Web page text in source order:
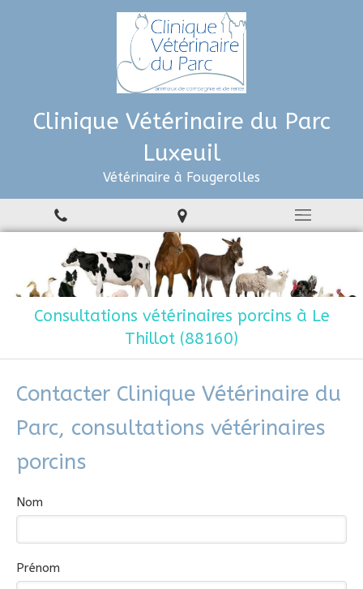
Clinique Vétérinaire du Parc
Luxeuil
Vétérinaire à Fougerolles
Consultations vétérinaires porcins à Le
Thillot (88160)
Contacter Clinique Vétérinaire du
Parc, consultations vétérinaires
porcins
Nom
Prénom